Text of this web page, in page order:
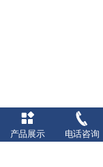
产品展示 电话咨询